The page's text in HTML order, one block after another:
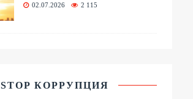
02.07.2026 2 115
STOP КОРРУПЦИЯ